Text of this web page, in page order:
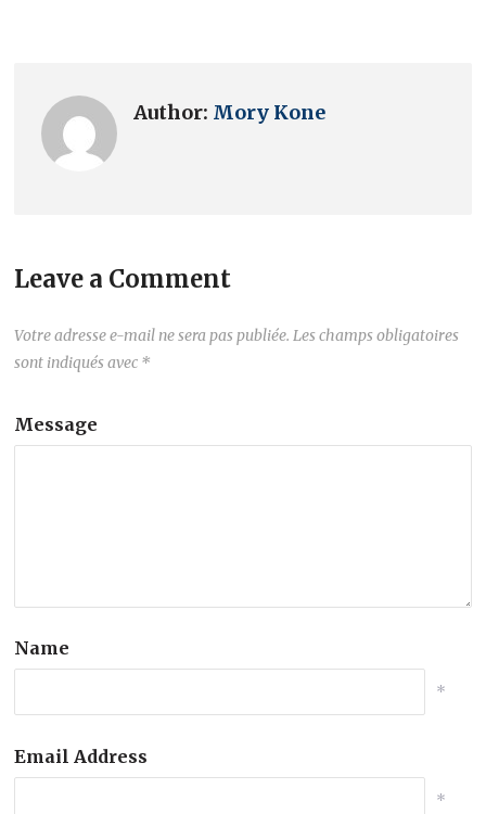
Author: Mory Kone
Leave a Comment
Votre adresse e-mail ne sera pas publiée. Les champs obligatoires
sont indiqués avec *
Message
Name
*
Email Address
*